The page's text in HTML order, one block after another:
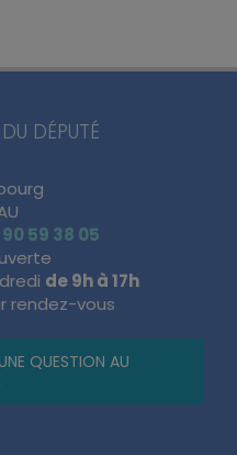
DÉPUTÉ
59 38 05
de 9h à 17h
rendez-vous
QUESTION AU